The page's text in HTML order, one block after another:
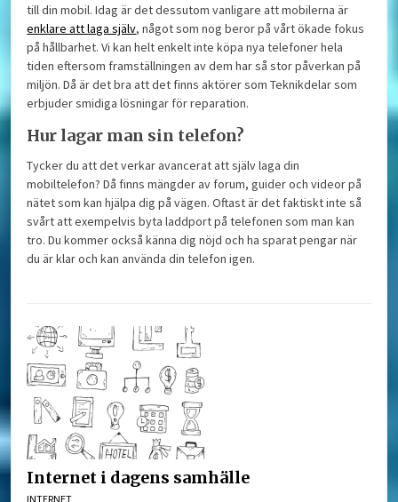
till din mobil. Idag är det dessutom vanligare att mobilerna är
enklare att laga själv, något som nog beror på vårt ökade fokus
på hållbarhet. Vi kan helt enkelt inte köpa nya telefoner hela
tiden eftersom framställningen av dem har så stor påverkan på
miljön. Då är det bra att det finns aktörer som Teknikdelar som
erbjuder smidiga lösningar för reparation.
Hur lagar man sin telefon?
Tycker du att det verkar avancerat att själv laga din
mobiltelefon? Då finns mängder av forum, guider och videor på
nätet som kan hjälpa dig på vägen. Oftast är det faktiskt inte så
svårt att exempelvis byta laddport på telefonen som man kan
tro. Du kommer också känna dig nöjd och ha sparat pengar när
du är klar och kan använda din telefon igen.
Internet i dagens samhälle
INTERNET